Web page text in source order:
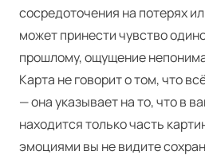
сосредоточения на потерях
может принести чувство
прошлому, ощущение
Карта не говорит о том, что
— она указывает на то, что в
находится только часть
эмоциями вы не видите